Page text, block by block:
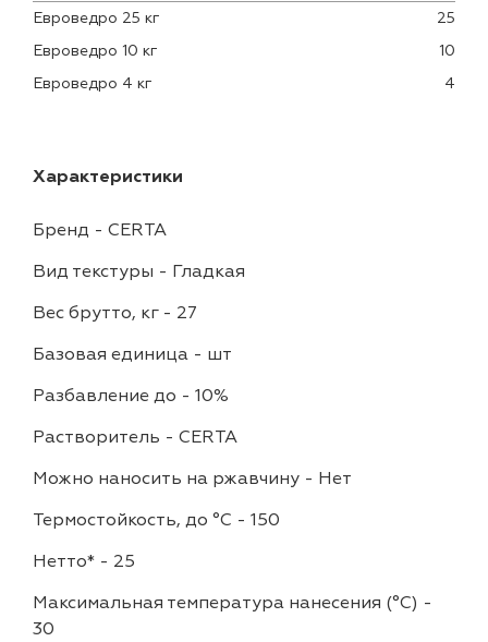
Евроведро 25 кг
25
Евроведро 10 кг
10
Евроведро 4 кг
4
Характеристики
Бренд - CERTA
Вид текстуры - Гладкая
Вес брутто, кг - 27
Базовая единица - шт
Разбавление до - 10%
Растворитель - CERTA
Можно наносить на ржавчину - Нет
Термостойкость, до °C - 150
Нетто* - 25
Максимальная температура нанесения (°С) -
30